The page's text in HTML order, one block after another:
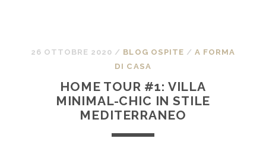
26 OTTOBRE 2020 / BLOG OSPITE /A FORMA
DI CASA
HOME TOUR #1: VILLA
MINIMAL-CHIC IN STILE
MEDITERRANEO